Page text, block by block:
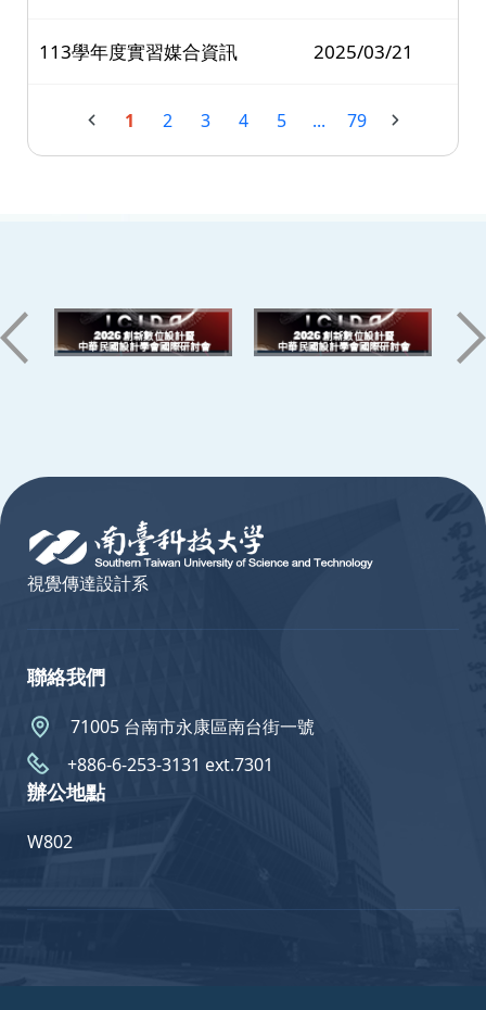
113學年度實習媒合資訊 2025/03/21
1 2 3 4 5 ... 79
視覺傳達設計系
聯絡我們
71005 台南市永康區南台街一號
+886-6-253-3131 ext.7301
辦公地點
W802